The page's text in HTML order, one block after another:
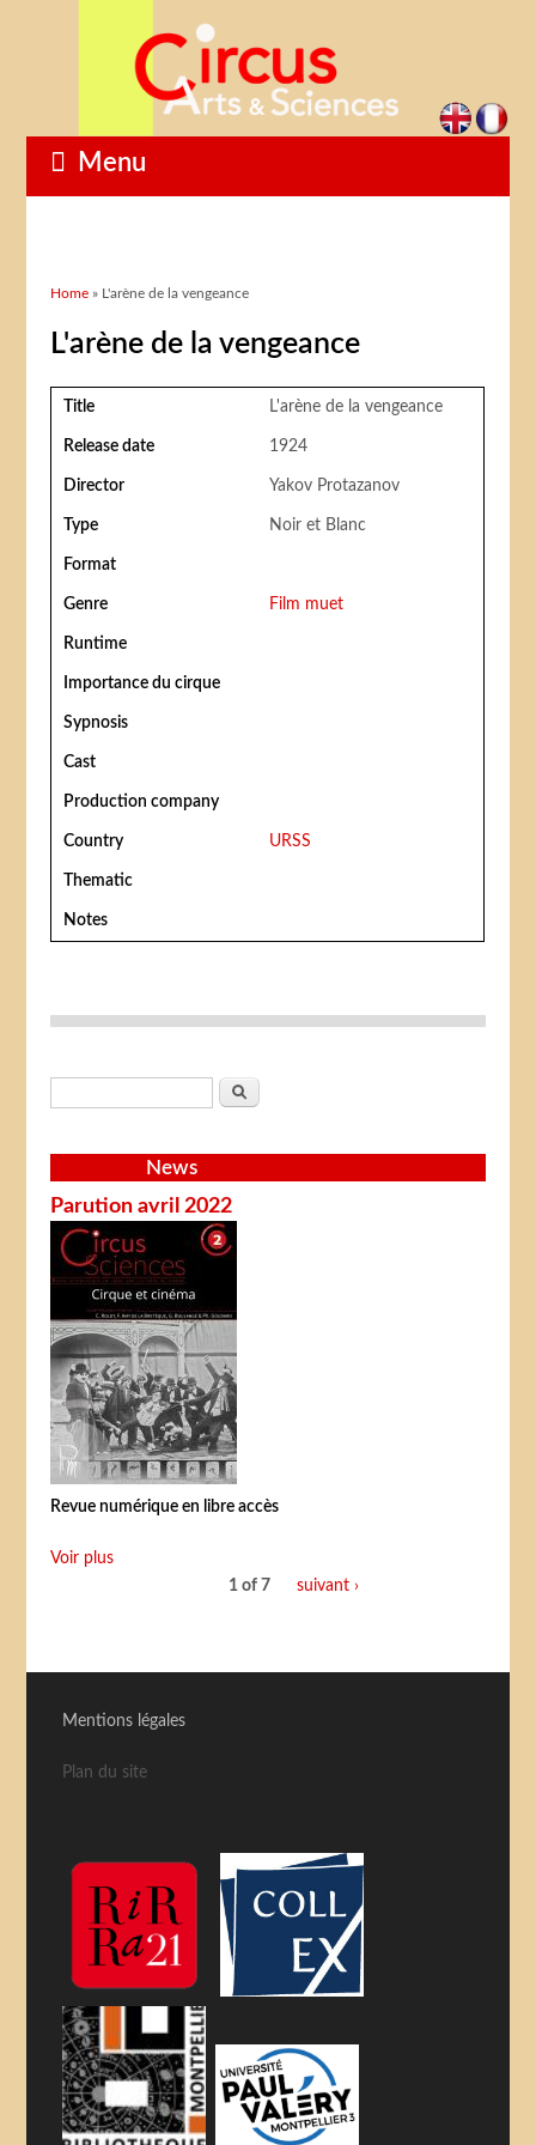
Menu
You are here
Home » L'arène de la vengeance
L'arène de la vengeance
Title L'arène de la vengeance
Release date 1924
Director Yakov Protazanov
Type Noir et Blanc
Format
Genre Film muet
Runtime
Importance du cirque
Sypnosis
Cast
Production company
Country URSS
Thematic
Notes
Search
News
Parution avril 2022
Revue numérique en libre accès
Voir plus
1 of 7
suivant ›
Mentions légales
Plan du site